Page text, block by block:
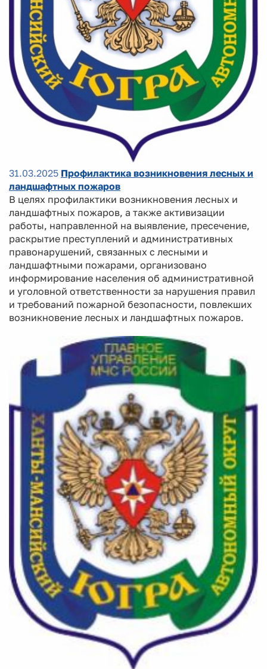
31.03.2025 Профилактика возникновения лесных и
ландшафтных пожаров
В целях профилактики возникновения лесных и
ландшафтных пожаров, а также активизации
работы, направленной на выявление, пресечение,
раскрытие преступлений и административных
правонарушений, связанных с лесными и
ландшафтными пожарами, организовано
информирование населения об административной
и уголовной ответственности за нарушения правил
и требований пожарной безопасности, повлекших
возникновение лесных и ландшафтных пожаров.